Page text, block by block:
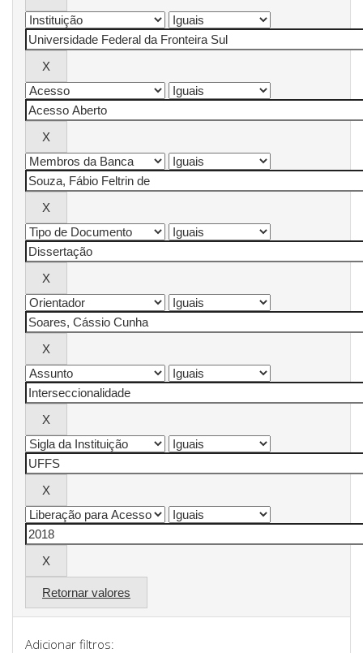
Retornar valores
Adicionar filtros: